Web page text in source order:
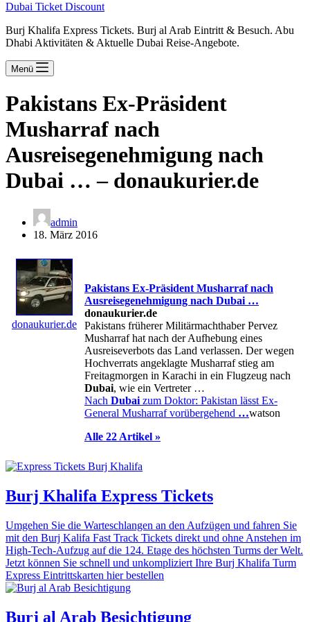
Dubai Ticket Discount
Burj Khalifa Express Tickets. Burj al Arab Eintritt & Besuch. Abu
Dhabi Aktivitäten & Aktuelle Dubai Reise-Angebote.
Menü
Pakistans Ex-Präsident
Musharraf nach
Ausreisegenehmigung nach
Dubai … – donaukurier.de
admin
18. März 2016
donaukurier.de
Pakistans Ex-Präsident Musharraf nach
Ausreisegenehmigung nach Dubai …
donaukurier.de
Pakistans früherer Militärmachthaber Pervez
Musharraf hat nach der Aufhebung eines
Ausreiseverbots das Land verlassen. Der wegen
Hochverrats angeklagte Musharraf stieg am
Freitagmorgen in Karachi in ein Flugzeug nach
Dubai, wie ein Vertreter …
Nach Dubai zum Doktor: Pakistan lässt Ex-
General Musharraf vorübergehend …watson
Alle 22 Artikel »
Burj Khalifa Express Tickets
Umgehen Sie die Warteschlangen an den Aufzügen und fahren Sie
mit den Burj Kalifa Fast Track Tickets direkt und ohne Anstehen im
High-Tech-Aufzug auf die 124. Etage des höchsten Turms der Welt.
Jetzt können Sie schnell und unkompliziert Ihre Burj Khalifa Turm
Express Eintrittskarten hier bestellen
Burj al Arab Besichtigung